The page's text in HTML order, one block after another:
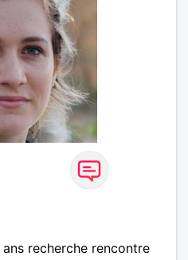
recherche rencontre